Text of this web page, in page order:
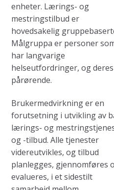
enheter. Lærings- og
mestringstilbud er
hovedsakelig
Målgruppa er personer
har langvarige
helseutfordringer, og deres
pårørende.
Brukermedvirkning er en
forutsetning i utvikling av
lærings- og
og -tilbud. Alle tjenester
videreutvikles, og tilbud
planlegges, gjennomføres
evalueres, i et sidestilt